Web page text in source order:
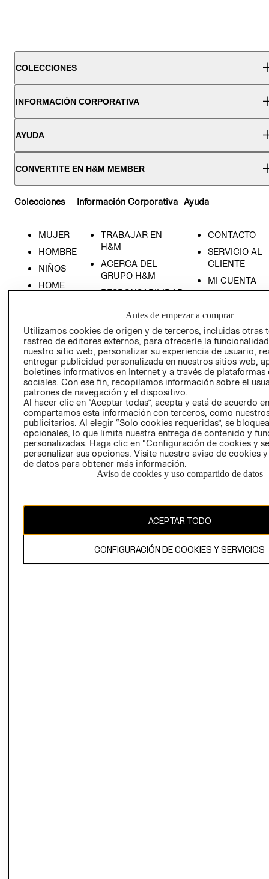
COLECCIONES
INFORMACIÓN CORPORATIVA
AYUDA
CONVERTITE EN H&M MEMBER
Colecciones
MUJER
HOMBRE
NIÑOS
HOME
Información Corporativa
TRABAJAR EN
H&M
ACERCA DEL
GRUPO H&M
RESPONSABILIDAD
PRENSA
RELACIÓN CON
INVERSIONISTAS
POLÍTICA
EMPRESARIAL
Ayuda
CONTACTO
SERVICIO AL
CLIENTE
MI CUENTA
- RETIRO EN
TIENDA
TÉRMINOS Y
CONDICIONES
PRIVACIDAD
GIFT CARD
AVISO DE
COOKIES
Uruguay ($U)
Antes de empezar a comprar
Utilizamos cookies de origen y de terceros, incluidas otras
rastreo de editores externos, para ofrecerle la
nuestro sitio web, personalizar su experiencia de usuario,
entregar publicidad personalizada en nuestros sitios web,
boletines informativos en Internet y a través de plataformas
sociales. Con ese fin, recopilamos información sobre el
patrones de navegación y el dispositivo.
Al hacer clic en “Aceptar todas”, acepta y está de acuerdo
compartamos esta información con terceros, como
publicitarios. Al elegir “Solo cookies requeridas”, se
opcionales, lo que limita nuestra entrega de contenido y
personalizadas. Haga clic en “Configuración de cookies y
personalizar sus opciones. Visite nuestro aviso de cookies
de datos para obtener más información.
Aviso de cookies y uso compartido de datos
ACEPTAR TODO
CONFIGURACIÓN DE COOKIES Y SERVICIOS